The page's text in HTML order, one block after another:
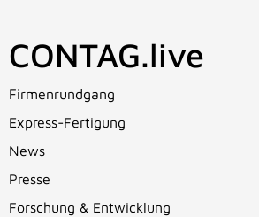
CONTAG.live
Firmenrundgang
Express-Fertigung
News
Presse
Forschung & Entwicklung